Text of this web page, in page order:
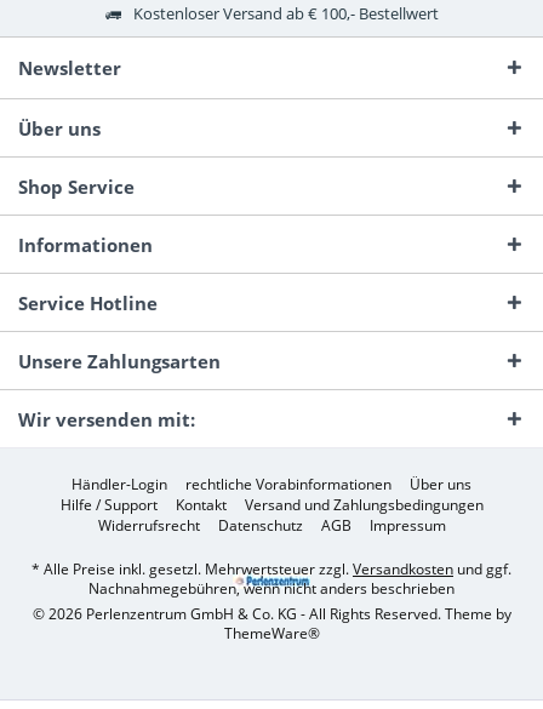
Kostenloser Versand ab € 100,- Bestellwert
Newsletter
Über uns
Shop Service
Informationen
Service Hotline
Unsere Zahlungsarten
Wir versenden mit:
Händler-Login rechtliche Vorabinformationen
Über uns
Hilfe / Support
Kontakt
Versand und Zahlungsbedingungen
Widerrufsrecht
Datenschutz AGB Impressum
* Alle Preise inkl. gesetzl. Mehrwertsteuer zzgl.Versandkosten und ggf.
Nachnahmegebühren, wenn nicht anders beschrieben
© 2026 Perlenzentrum GmbH & Co. KG - All Rights Reserved. Theme by
ThemeWare®